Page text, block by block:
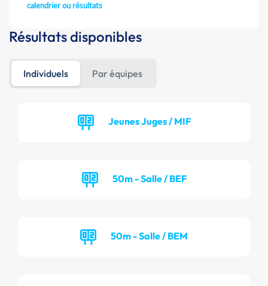
calendrier ou résultats
Résultats disponibles
Individuels Par équipes
Jeunes Juges / MIF
50m - Salle / BEF
50m - Salle / BEM